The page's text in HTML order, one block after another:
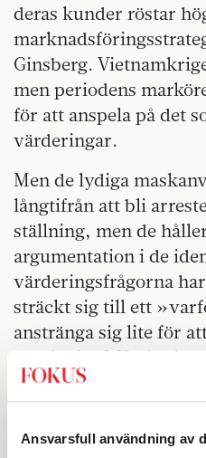
Ansvarsfull användning av
deras kunder röstar
Ginsberg.
men periodens
för att anspela på det
värderingar.
Men de lydiga
långtifrån att bli
ställning, men de
argumentation i de
värderingsfrågorna har
sträckt sig till ett
anstränga sig lite för
omgivning? Varför inte
aning, undvika
uppfattas som
såra någon? På med